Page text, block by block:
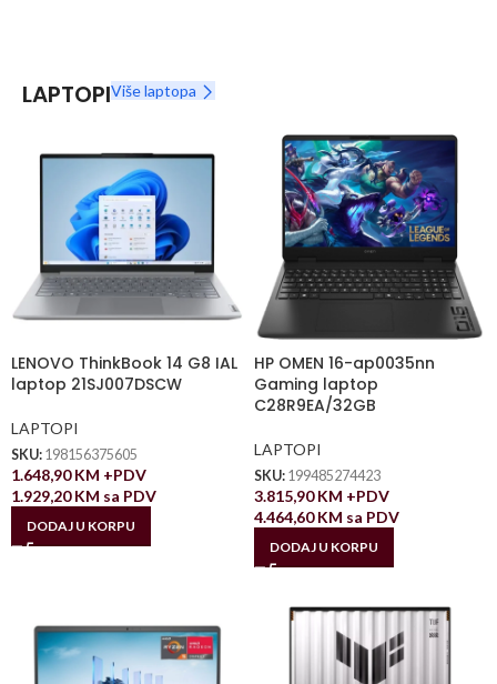
LAPTOPIViše laptopa
LENOVO ThinkBook 14 G8 IAL
laptop 21SJ007DSCW
LAPTOPI
SKU: 198156375605
1.648,90KM +PDV
1.929,20KM sa PDV
DODAJ U KORPU
HP OMEN 16-ap0035nn
Gaming laptop
C28R9EA/32GB
LAPTOPI
SKU: 199485274423
3.815,90KM +PDV
4.464,60KM sa PDV
DODAJ U KORPU